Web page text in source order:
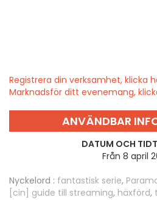
Registrera din verksamhet, klicka
Marknadsför ditt evenemang,
ANVÄNDBAR
DATUM OCH
Från 8 april
Nyckelord : fantastisk serie,
[cin] guide till streaming, häxförd,